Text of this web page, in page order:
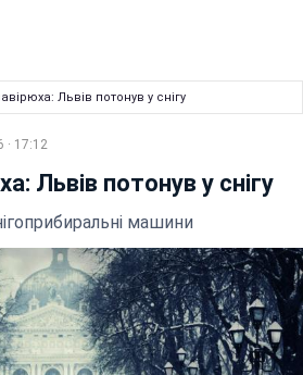
Львів потонув у снігу
· 17:12
Львів потонув у снігу
машини